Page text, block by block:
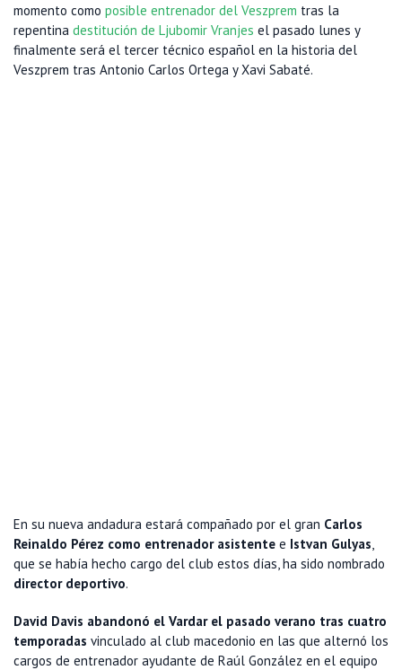
momento como posible entrenador del Veszprem tras la
repentina destitución de Ljubomir Vranjes el pasado lunes y
finalmente será el tercer técnico español en la historia del
Veszprem tras Antonio Carlos Ortega y Xavi Sabaté.
En su nueva andadura estará compañado por el gran Carlos
Reinaldo Pérez como entrenador asistente e Istvan Gulyas
que se había hecho cargo del club estos días, ha sido nombrado
director deportivo.
David Davis abandonó el Vardar el pasado verano tras cuatro
temporadas vinculado al club macedonio en las que alternó los
cargos de entrenador ayudante de Raúl González en el equipo